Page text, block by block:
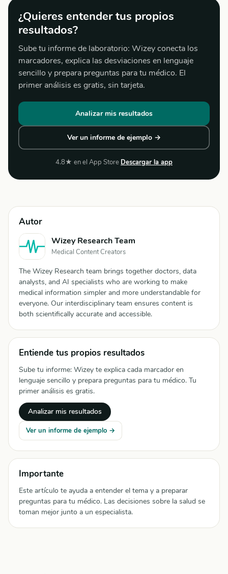
¿Quieres entender tus propios
resultados?
Sube tu informe de laboratorio: Wizey conecta los
marcadores, explica las desviaciones en lenguaje
sencillo y prepara preguntas para tu médico. El
primer análisis es gratis, sin tarjeta.
Analizar mis resultados
Ver un informe de ejemplo →
4.8★ en el App Store Descargar la app
Autor
Wizey Research Team
Medical Content Creators
The Wizey Research team brings together doctors, data
analysts, and AI specialists who are working to make
medical information simpler and more understandable for
everyone. Our interdisciplinary team ensures content is
both scientifically accurate and accessible.
Entiende tus propios resultados
Sube tu informe: Wizey te explica cada marcador en
lenguaje sencillo y prepara preguntas para tu médico. Tu
primer análisis es gratis.
Analizar mis resultados
Ver un informe de ejemplo →
Importante
Este artículo te ayuda a entender el tema y a preparar
preguntas para tu médico. Las decisiones sobre la salud se
toman mejor junto a un especialista.